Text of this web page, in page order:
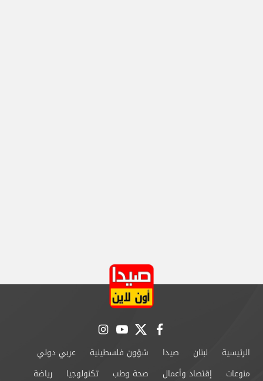
facebook
twitter
youtube
instagram
الرئيسية لبنان صيدا شؤون فلسطينية
عربي دولي
منوعات
إقتصاد وأعمال صحة وطب تكنولوجيا رياضة